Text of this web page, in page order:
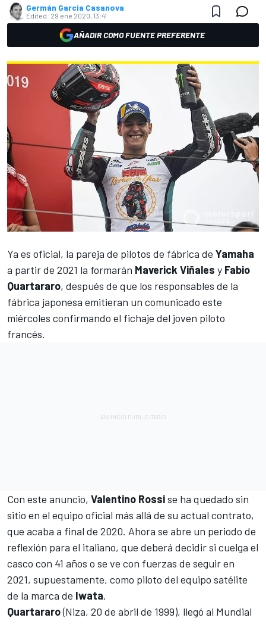
Germán Garcia Casanova
Edited: 29 ene 2020, 13:41
AÑADIR COMO FUENTE PREFERENTE
Ya es oficial, la pareja de pilotos de fábrica de Yamaha
a partir de 2021 la formarán Maverick Viñales y Fabio
Quartararo, después de que los responsables de la
fábrica japonesa emitieran un comunicado este
miércoles confirmando el fichaje del joven piloto
francés.
Con este anuncio, Valentino Rossise ha quedado sin
sitio en el equipo oficial más allá de su actual contrato,
que acaba a final de 2020. Ahora se abre un periodo de
reflexión para el italiano, que deberá decidir si cuelga el
casco con 41 años o se ve con fuerzas de seguir en
2021, supuestamente, como piloto del equipo satélite
de la marca de Iwata.
Quartararo(Niza, 20 de abril de 1999), llegó al Mundial